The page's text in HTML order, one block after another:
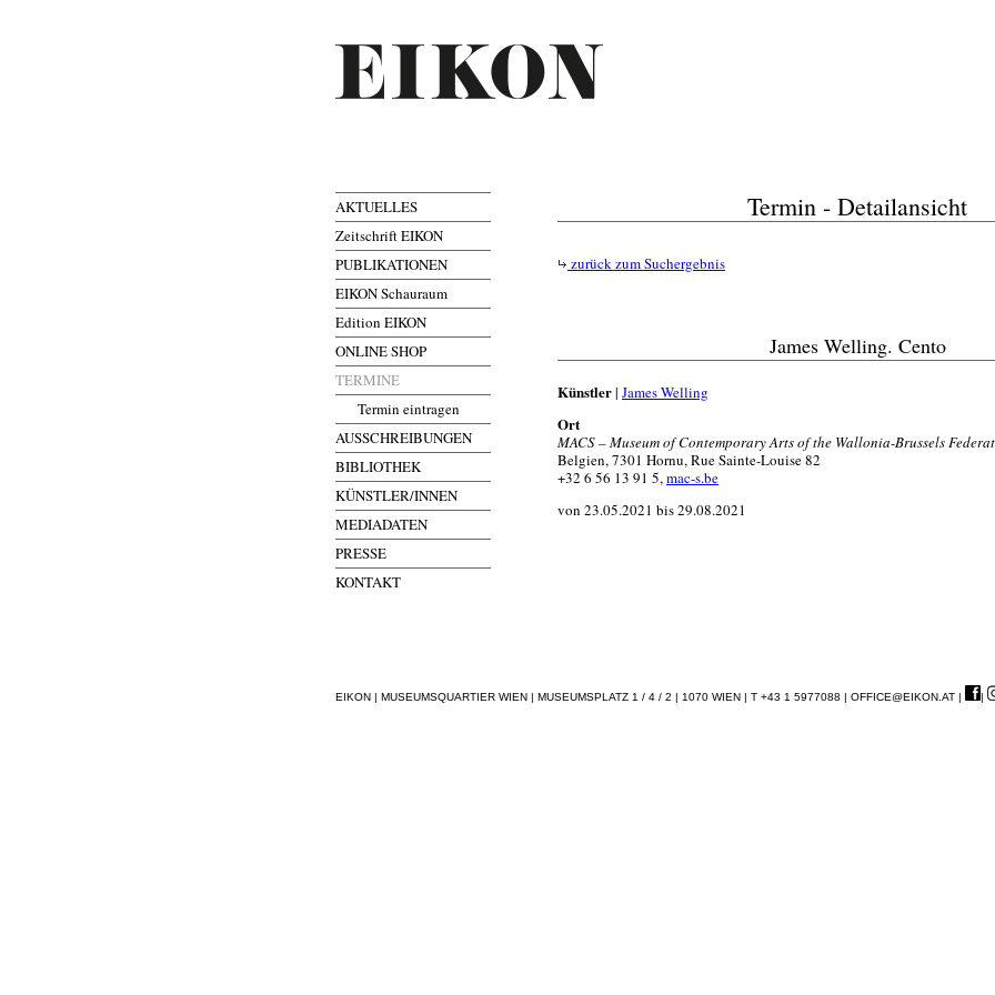
AKTUELLES
Zeitschrift EIKON
PUBLIKATIONEN
EIKON Schauraum
Edition EIKON
ONLINE SHOP
TERMINE
Termin eintragen
AUSSCHREIBUNGEN
BIBLIOTHEK
KÜNSTLER/INNEN
MEDIADATEN
PRESSE
KONTAKT
Termin - Detailansicht
zurück zum Suchergebnis
James Welling. Cento
Künstler| James Welling
Ort
MACS – Museum of Contemporary Arts of the Wallonia-Brussels
Belgien, 7301 Hornu, Rue Sainte-Louise 82
+32 6 56 13 91 5,mac-s.be
von 23.05.2021 bis 29.08.2021
EIKON | MUSEUMSQUARTIER WIEN | MUSEUMSPLATZ 1 / 4 / 2 | 1070 WIEN | T +43 1 5977088 | OFFICE@EIKON.AT | |